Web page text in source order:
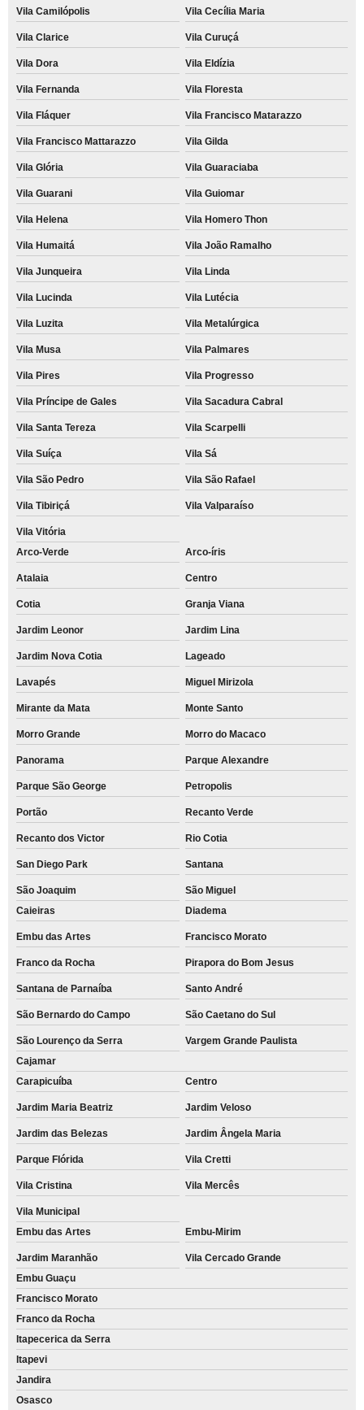
Vila Camilópolis Vila Cecília Maria
Vila Clarice Vila Curuçá
Vila Dora Vila Eldízia
Vila Fernanda Vila Floresta
Vila Fláquer Vila Francisco Matarazzo
Vila Francisco Mattarazzo Vila Gilda
Vila Glória Vila Guaraciaba
Vila Guarani Vila Guiomar
Vila Helena Vila Homero Thon
Vila Humaitá Vila João Ramalho
Vila Junqueira Vila Linda
Vila Lucinda Vila Lutécia
Vila Luzita Vila Metalúrgica
Vila Musa Vila Palmares
Vila Pires Vila Progresso
Vila Príncipe de Gales Vila Sacadura Cabral
Vila Santa Tereza Vila Scarpelli
Vila Suíça Vila Sá
Vila São Pedro Vila São Rafael
Vila Tibiriçá Vila Valparaíso
Vila Vitória
Arco-Verde
Arco-íris
Atalaia Centro
Cotia Granja Viana
Jardim Leonor Jardim Lina
Jardim Nova Cotia Lageado
Lavapés Miguel Mirizola
Mirante da Mata Monte Santo
Morro Grande Morro do Macaco
Panorama Parque Alexandre
Parque São George Petropolis
Portão Recanto Verde
Recanto dos Victor Rio Cotia
San Diego Park Santana
São Joaquim
São Miguel
Caieiras
Diadema
Embu das Artes Francisco Morato
Franco da Rocha Pirapora do Bom Jesus
Santana de Parnaíba Santo André
São Bernardo do Campo São Caetano do Sul
São Lourenço da Serra
Vargem Grande Paulista
Cajamar
Carapicuíba
Centro
Jardim Maria Beatriz Jardim Veloso
Jardim das Belezas Jardim Ângela Maria
Parque Flórida Vila Cretti
Vila Cristina Vila Mercês
Vila Municipal
Embu das Artes
Embu-Mirim
Jardim Maranhão
Vila Cercado Grande
Embu Guaçu
Francisco Morato
Franco da Rocha
Itapecerica da Serra
Itapevi
Jandira
Osasco